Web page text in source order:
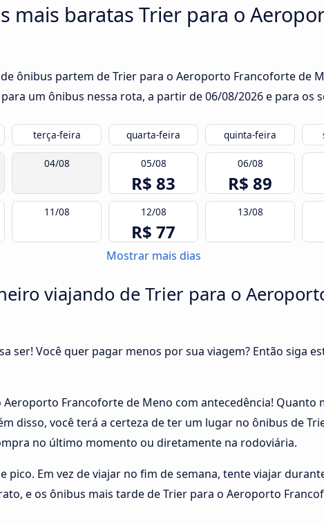
mais baratas Trier para o
ônibus partem de Trier para o Aeroporto Francoforte de
um ônibus nessa rota, a partir de06/08/2026e para os
terça-feira quarta-feira quinta-feira
04/08 05/08
R$ 83
06/08
R$ 89
11/08 12/08
R$ 77
13/08
Mostrar mais dias
viajando de Trier para o
ser! Você quer pagar menos por sua viagem? Então siga
Aeroporto Francoforte de Meno com antecedência! Quanto
disso, você terá a certeza de ter um lugar no ônibus de
no último momento ou diretamente na rodoviária.
pico. Em vez de viajar no fim de semana, tente viajar
e os ônibus mais tarde de Trier para o Aeroporto